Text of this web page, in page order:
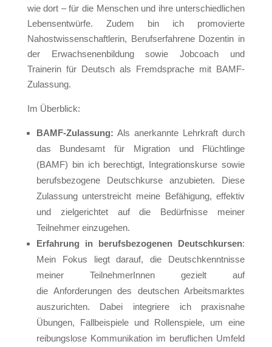
wie dort – für die Menschen und ihre unterschiedlichen
Lebensentwürfe. Zudem bin ich promovierte
Nahostwissenschaftlerin, Berufserfahrene Dozentin in
der Erwachsenenbildung sowie Jobcoach und
Trainerin für Deutsch als Fremdsprache mit BAMF-
Zulassung.
Im Überblick:
BAMF-Zulassung: Als anerkannte Lehrkraft durch
das Bundesamt für Migration und Flüchtlinge
(BAMF) bin ich berechtigt, Integrationskurse sowie
berufsbezogene Deutschkurse anzubieten. Diese
Zulassung unterstreicht meine Befähigung, effektiv
und zielgerichtet auf die Bedürfnisse meiner
Teilnehmer einzugehen.
Erfahrung in berufsbezogenen Deutschkursen:
Mein Fokus liegt darauf, die Deutschkenntnisse
meiner TeilnehmerInnen gezielt auf
die Anforderungen des deutschen Arbeitsmarktes
auszurichten. Dabei integriere ich praxisnahe
Übungen, Fallbeispiele und Rollenspiele, um eine
reibungslose Kommunikation im beruflichen Umfeld